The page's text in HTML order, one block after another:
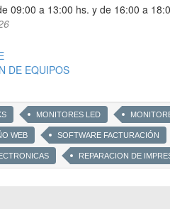
09:00 a 13:00 hs. y de 16:00 a
DE EQUIPOS
MONITORES LED
WEB SOFTWARE FACTURACIÓN
REPARACION DE